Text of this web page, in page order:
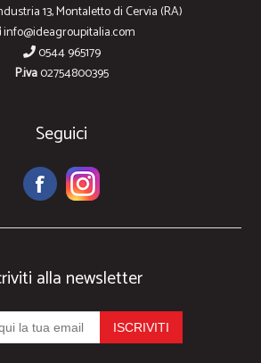
13, Montaletto di Cervia (RA)
info@ideagroupitalia.com
0544 965179
P.iva02754800395
Seguici
alla newsletter